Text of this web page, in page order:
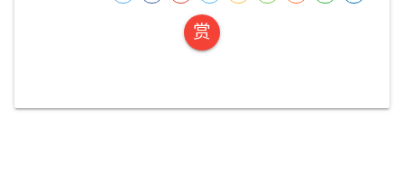
赏